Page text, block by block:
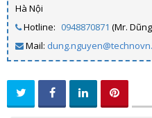
Hà Nội
Hotline: 0948870871 (Mr.
Mail: